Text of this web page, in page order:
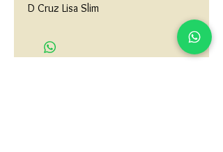
D Cruz Lisa Slim